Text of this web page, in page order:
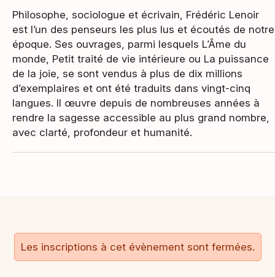
Philosophe, sociologue et écrivain, Frédéric Lenoir
est l’un des penseurs les plus lus et écoutés de notre
époque. Ses ouvrages, parmi lesquels L’Âme du
monde, Petit traité de vie intérieure ou La puissance
de la joie, se sont vendus à plus de dix millions
d’exemplaires et ont été traduits dans vingt-cinq
langues. Il œuvre depuis de nombreuses années à
rendre la sagesse accessible au plus grand nombre,
avec clarté, profondeur et humanité.
Les inscriptions à cet évènement sont fermées.